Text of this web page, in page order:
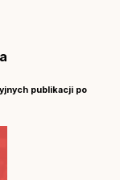
publikacji po